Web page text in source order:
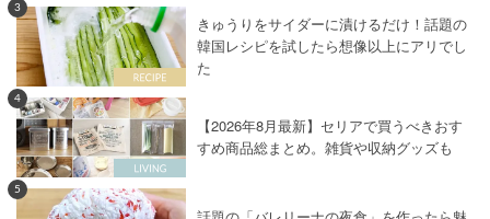
3
きゅうりをサイダーに漬けるだけ！話題の
韓国レシピを試したら想像以上にアリでし
た
4
【2026年8月最新】セリアで買うべきおす
すめ商品総まとめ。雑貨や収納グッズも
5